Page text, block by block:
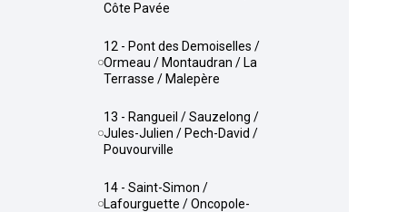
Côte Pavée
12 - Pont des Demoiselles /
Ormeau / Montaudran / La
Terrasse / Malepère
13 - Rangueil / Sauzelong /
Jules-Julien / Pech-David /
Pouvourville
14 - Saint-Simon /
Lafourguette / Oncopole-